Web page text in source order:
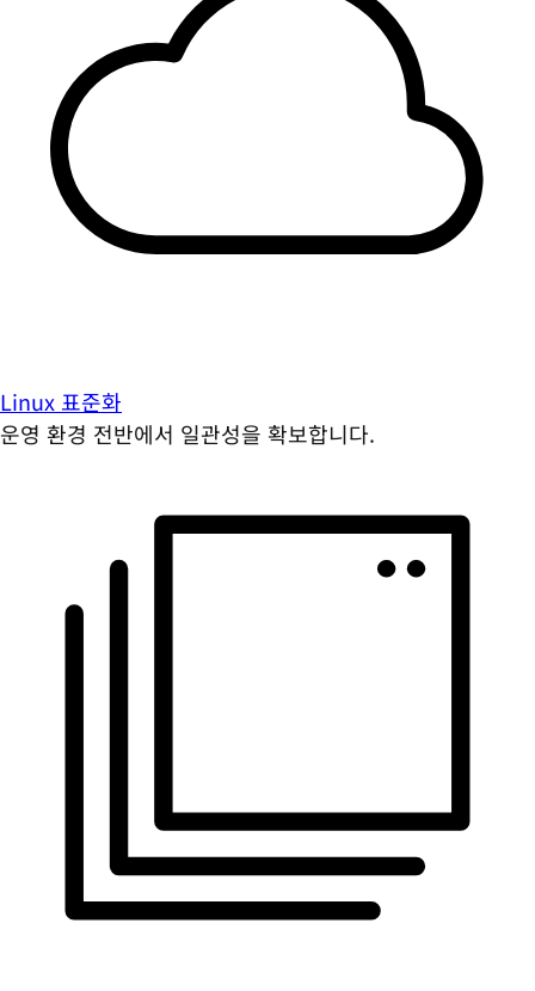
Linux 표준화
운영 환경 전반에서 일관성을 확보합니다.